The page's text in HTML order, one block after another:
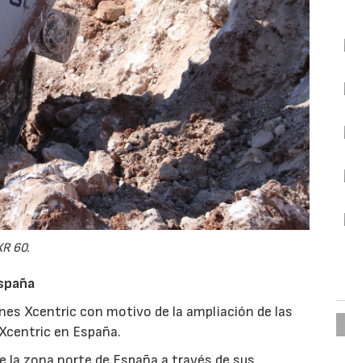
60.
Xcentric con motivo de la ampliación de las
en España.